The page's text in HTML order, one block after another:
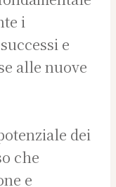
i
e
alle nuove
dei
che
e